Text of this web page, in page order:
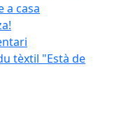
a casa
tèxtil "Està de